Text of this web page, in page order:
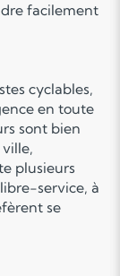
facilement
cyclables,
en toute
sont bien
plusieurs
service, à
se